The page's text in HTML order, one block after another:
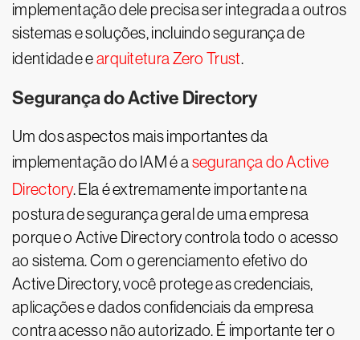
implementação dele precisa ser integrada a outros
sistemas e soluções, incluindo segurança de
identidade earquitetura Zero Trust.
Segurança do Active Directory
Um dos aspectos mais importantes da
implementação do IAM é a segurança do Active
Directory. Ela é extremamente importante na
postura de segurança geral de uma empresa
porque o Active Directory controla todo o acesso
ao sistema. Com o gerenciamento efetivo do
Active Directory, você protege as credenciais,
aplicações e dados confidenciais da empresa
contra acesso não autorizado. É importante ter o